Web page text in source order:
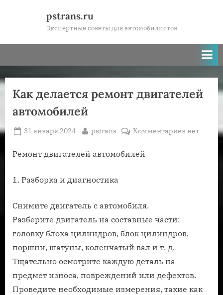
pstrans.ru
Экспертные советы для автомобилистов
Как делается ремонт двигателей
автомобилей
Posted
31 января 2024 By
pstrans Комментариевкнет
Ремонт двигателей автомобилей
1. Разборка и диагностика
Снимите двигатель с автомобиля.
Разберите двигатель на составные части:
головку блока цилиндров, блок цилиндров,
поршни, шатуны, коленчатый вал и т. д.
Тщательно осмотрите каждую деталь на
предмет износа, повреждений или дефектов.
Проведите необходимые измерения, такие как